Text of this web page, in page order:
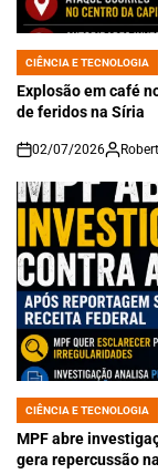
POSTED
IN
CIÊNCIA E TECNOLOGIA
Explosão em café
de feridos na Síria
on
02/07/2026
POSTED
IN
CIÊNCIA E TECNOLOGIA
MPF abre
gera repercussão